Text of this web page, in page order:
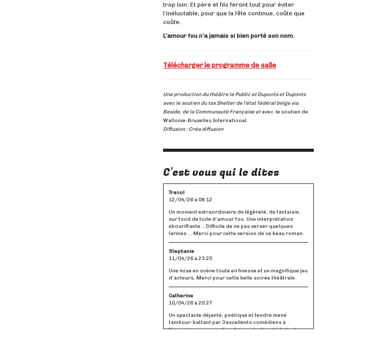
trop loin. Et père et fils feront tout pour éviter
l’inéluctable, pour que la fête continue, coûte que
coûte.
L’amour fou n’a jamais si bien porté son nom.
Télécharger le programme de salle
Une production du théâtre le Public et Duponts et Duponts
avec le soutien du tax Shelter de l’état fédéral belge via
Beside, de la Communauté Française etavec le soutien de
Wallonie-Bruxelles International.
Diffusion : Créa diffusion
C'est vous qui le dites
Tracol
12/04/26 à 08:12
Un moment extraordinaire de légèreté, de fantaisie,
sur fond de toile d’amour fou. Une interprétation
ébouriffante… Difficile de ne pas verser quelques
larmes … Merci pour cette version de ce beau roman.
Stephanie
11/04/26 à 23:25
Une mise en scène toute en finesse et un magnifique jeu
d’acteurs. Merci pour cette belle soirée théâtrale.
Catherine
10/04/26 à 20:27
Un spectacle déjanté, poétique et tendre mené
tambour-battant par 3 excellents comédiens à
l'énergie communicative. Le spectacle est à la hauteur